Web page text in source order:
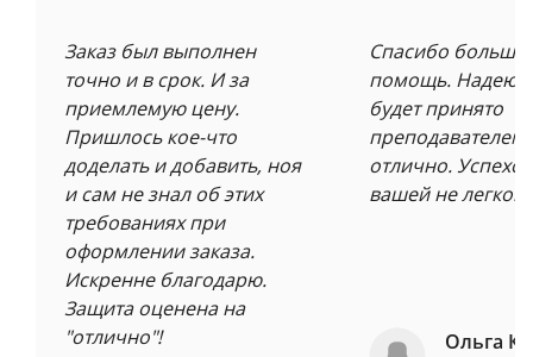
Заказ был выполнен
точно и в срок. И за
приемлемую цену.
Пришлось кое-что
доделать и добавить, ноя
и сам не знал об этих
требованиях при
оформлении заказа.
Искренне благодарю.
Защита оценена на
"отлично"!
Спасибо
помощь.
будет принято
преподавателем
отлично.
вашей не легкой
Ольга